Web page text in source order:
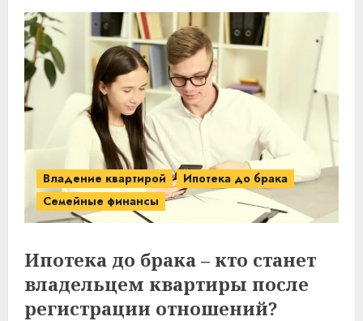
Владение квартирой
Ипотека до брака
Семейные финансы
Ипотека до брака – кто станет
владельцем квартиры после
регистрации отношений?